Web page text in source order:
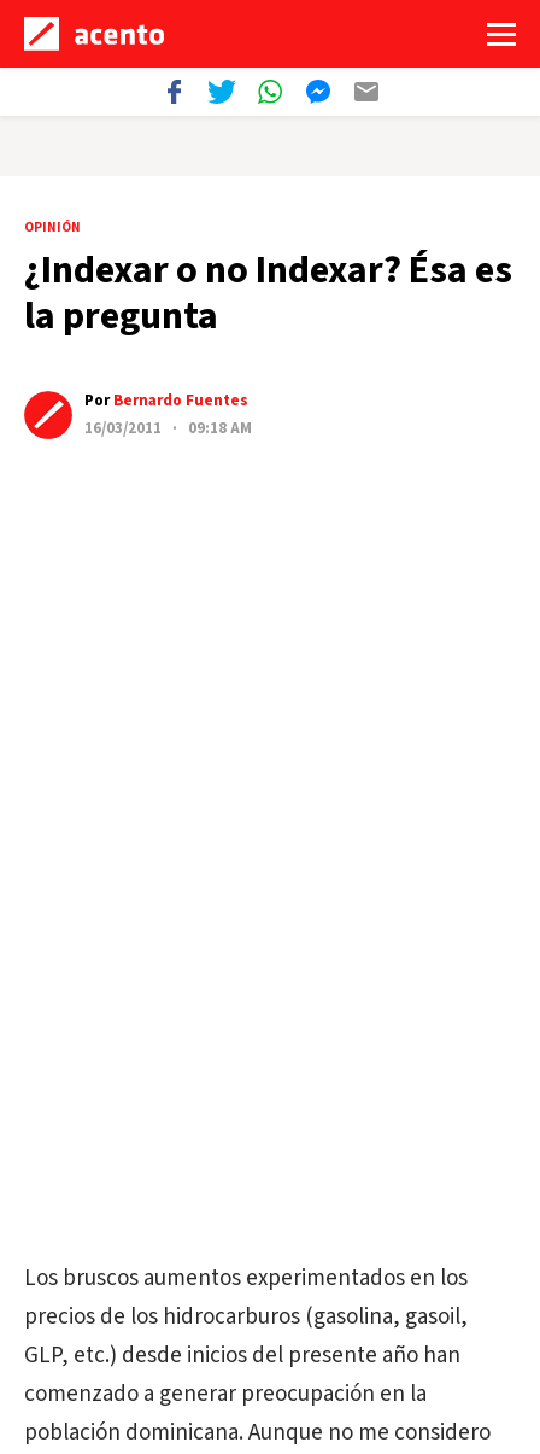
OPINIÓN
¿Indexar o no Indexar? Ésa es
la pregunta
PorBernardo Fuentes
16/03/2011 · 09:18 AM
Los bruscos aumentos experimentados en los
precios de los hidrocarburos (gasolina, gasoil,
GLP, etc.) desde inicios del presente año han
comenzado a generar preocupación en la
población dominicana. Aunque no me considero